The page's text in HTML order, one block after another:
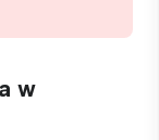
w